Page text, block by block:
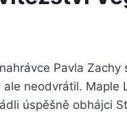
Pavla
neodvrátil. Maple
úspěšně obhájci